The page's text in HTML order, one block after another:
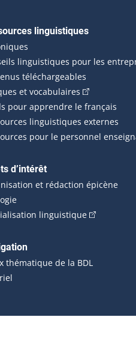
s'ouvrira dans une nouvelle
dans une nouvelle
une nouvelle fenêtre.)
une nouvelle fenêtre.)
fenêtre.)
linguistiques
linguistiques pour les
téléchargeables
et vocabulaires (Cet
pour apprendre le français
linguistiques externes
pour le personnel
d’intérêt
et rédaction épicène
linguistique(Cet
thématique de la BDL